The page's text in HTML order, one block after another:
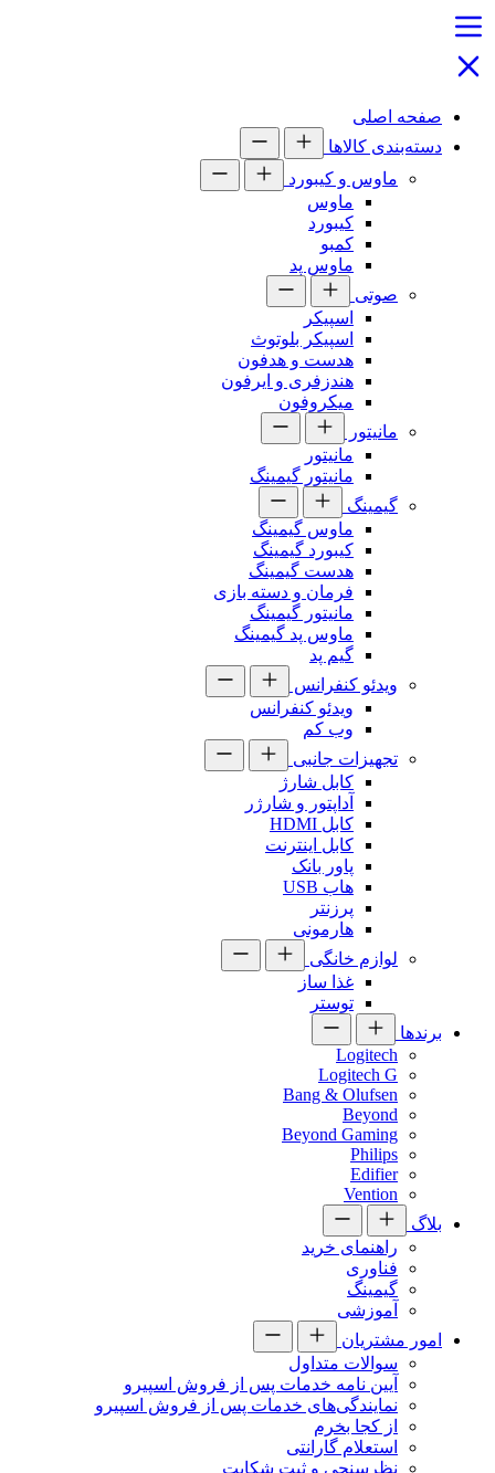
صفحه اصلی
دسته‌بندی کالاها
ماوس و کیبورد
ماوس
کیبورد
کمبو
ماوس پد
صوتی
اسپیکر
اسپیکر بلوتوث
هدست و هدفون
هندزفری و ایرفون
میکروفون
مانیتور
مانیتور
مانیتور گیمینگ
گیمینگ
ماوس گیمینگ
کیبورد گیمینگ
هدست گیمینگ
فرمان و دسته بازی
مانیتور گیمینگ
ماوس پد گیمینگ
گیم پد
ویدئو کنفرانس
ویدئو کنفرانس
وب کم
تجهیزات جانبی
کابل شارژ
آداپتور و شارژر
کابل HDMI
کابل اینترنت
پاور بانک
هاب USB
پرزنتر
هارمونی
لوازم خانگی
غذا ساز
توستر
برندها
Logitech
Logitech G
Bang & Olufsen
Beyond
Beyond Gaming
Philips
Edifier
Vention
بلاگ
راهنمای خرید
فناوری
گیمینگ
آموزشی
امور مشتریان
سوالات متداول
آیین نامه خدمات پس از فروش اسپیرو
نمایندگی‌های خدمات پس از فروش اسپیرو
از کجا بخرم
استعلام گارانتی
نظرسنجی و ثبت شکایت